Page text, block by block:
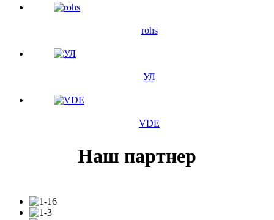
rohs
УЛ
VDE
Наш партнер